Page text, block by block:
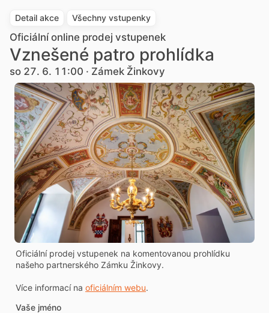
Detail akce Všechny vstupenky
Oficiální online prodej vstupenek
Vznešené patro prohlídka
so 27. 6. 11:00 · Zámek Žinkovy
Oficiální prodej vstupenek na komentovanou prohlídku
našeho partnerského Zámku Žinkovy.
Více informací na oficiálním webu.
Vaše jméno